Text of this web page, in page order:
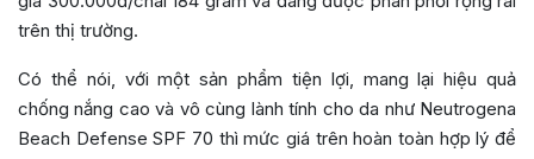
trên thị trường.
Có thể nói, với một sản phẩm tiện lợi, mang lại hiệu quả
chống nắng cao và vô cùng lành tính cho da như Neutrogena
Beach Defense SPF 70 thì mức giá trên hoàn toàn hợp lý để